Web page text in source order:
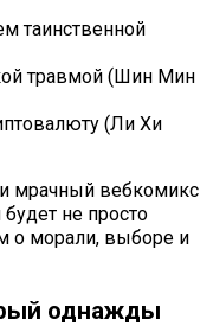
таинственной
травмой (Шин Мин
(Ли Хи
мрачный вебкомикс
будет не просто
о морали, выборе и
однажды